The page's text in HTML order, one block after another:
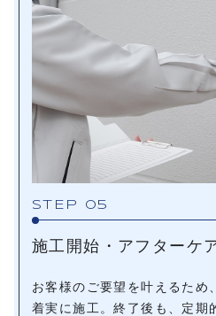
STEP 05
施工開始・アフターケ
お客様のご要望を叶えるため
着実に施工。終了後も、定期